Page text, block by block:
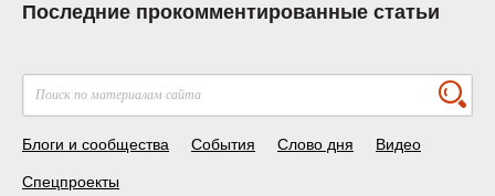
Последние прокомментированные статьи
Блоги и сообщества События Слово дня Видео
Спецпроекты